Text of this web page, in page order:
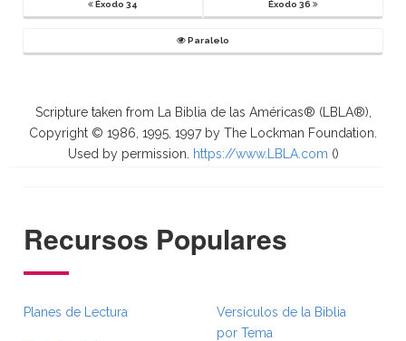
Éxodo 34 Éxodo 36
Paralelo
Scripture taken from La Biblia de las Américas® (LBLA®),
Copyright © 1986, 1995, 1997 by The Lockman Foundation.
Used by permission.
https://www.LBLA.com ()
Recursos Populares
Planes de Lectura
Versículos de la Biblia
por Tema